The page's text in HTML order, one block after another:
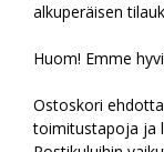
alkuperäisen
Huom! Emme
Ostoskori
toimitustapoja ja